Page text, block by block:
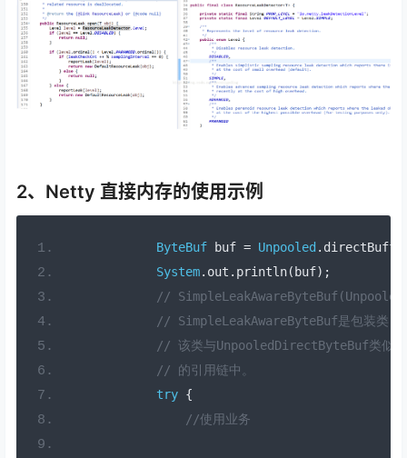
2、Netty 直接内存的使用示例
ByteBuf buf = Unpooled .
System. out . println( buf);
//
// SimpleLeakAwareByteBuf是包装类，
// 该类与UnpooledDirectByteBuf类似。
// 的引用链中。
try {
//使用业务